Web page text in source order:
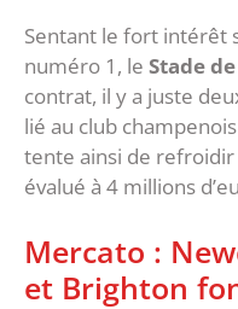
Sentant le fort intérêt
numéro 1, le Stade
contrat, il y a juste
lié au club
tente ainsi de
évalué à 4 millions
Mercato :
et Brighton